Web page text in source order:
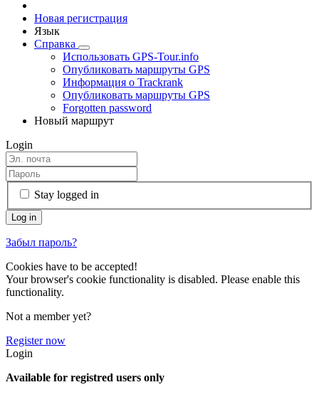
Новая регистрация
Язык
Справка
Использовать GPS-Tour.info
Опубликовать маршруты GPS
Информация о Trackrank
Опубликовать маршруты GPS
Forgotten password
Новый маршрут
Login
Stay logged in
Забыл пароль?
Cookies have to be accepted!
Your browser's cookie functionality is disabled. Please enable this
functionality.
Not a member yet?
Register now
Login
Available for registred users only